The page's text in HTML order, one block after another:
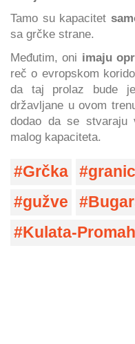
Tamo su kapacitet
sa grčke strane.
Međutim, oni imaju
reč o evropskom
da taj prolaz bude
državljane u ovom
dodao da se stvaraju
malog kapaciteta.
Grčka
gužve
Kulata-